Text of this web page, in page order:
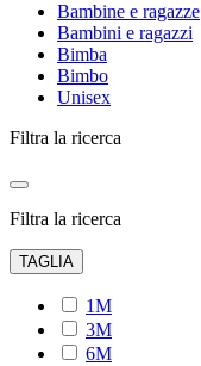
Bambine e ragazze
Bambini e ragazzi
Bimba
Bimbo
Unisex
Filtra la ricerca
Filtra la ricerca
TAGLIA
1M
3M
6M